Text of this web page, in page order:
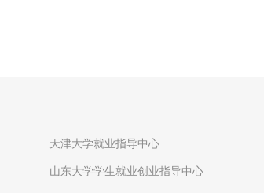
天津大学就业指导中心
山东大学学生就业创业指导中心